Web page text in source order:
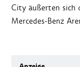
City äußerten sich
Mercedes-Benz